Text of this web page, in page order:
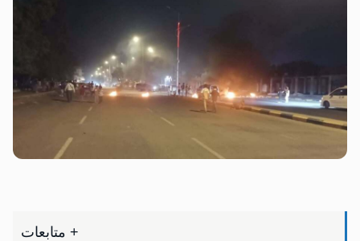
متابعات +